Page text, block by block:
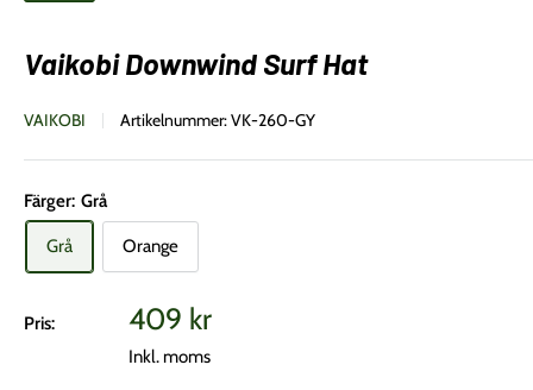
Vaikobi Downwind Surf Hat
VAIKOBI Artikelnummer:VK-260-GY
Färger: Grå
Grå Orange
Pris:
Vårt
pris
409 kr
Inkl. moms